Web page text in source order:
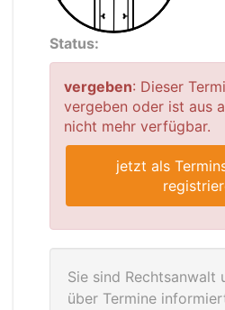
Status:
vergeben: Dieser
vergeben oder ist aus
nicht mehr verfügbar.
jetzt als
Sie sind Rechtsanwalt
über Termine